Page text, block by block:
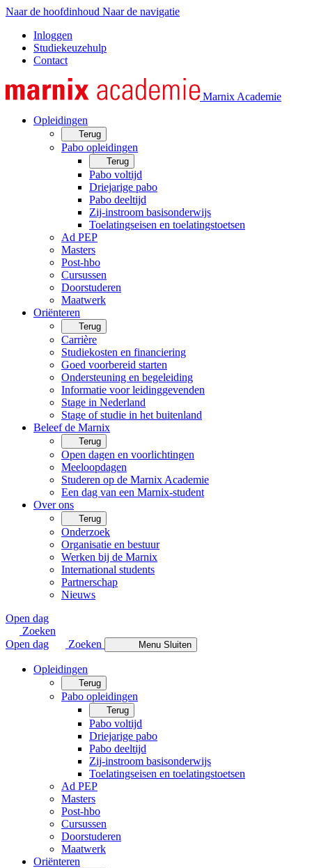
Naar de hoofdinhoud Naar de navigatie
Inloggen
Studiekeuzehulp
Contact
Marnix Academie
Opleidingen
Terug
Pabo opleidingen
Terug
Pabo voltijd
Driejarige pabo
Pabo deeltijd
Zij-instroom basisonderwijs
Toelatingseisen en toelatingstoetsen
Ad PEP
Masters
Post-hbo
Cursussen
Doorstuderen
Maatwerk
Oriënteren
Terug
Carrière
Studiekosten en financiering
Goed voorbereid starten
Ondersteuning en begeleiding
Informatie voor leidinggevenden
Stage in Nederland
Stage of studie in het buitenland
Beleef de Marnix
Terug
Open dagen en voorlichtingen
Meeloopdagen
Studeren op de Marnix Academie
Een dag van een Marnix-student
Over ons
Terug
Onderzoek
Organisatie en bestuur
Werken bij de Marnix
International students
Partnerschap
Nieuws
Open dag
Zoeken
Open dag
Zoeken Menu Sluiten
Opleidingen
Terug
Pabo opleidingen
Terug
Pabo voltijd
Driejarige pabo
Pabo deeltijd
Zij-instroom basisonderwijs
Toelatingseisen en toelatingstoetsen
Ad PEP
Masters
Post-hbo
Cursussen
Doorstuderen
Maatwerk
Oriënteren